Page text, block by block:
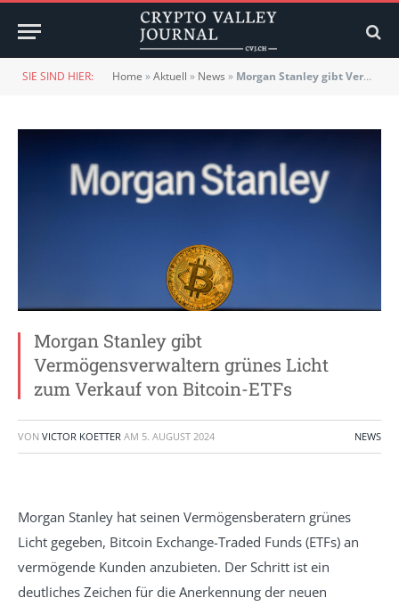
SIE SIND HIER: Home »Aktuell » News » Morgan Stanley gibt Vermögensverwaltern grünes Licht zum Verkauf von Bitcoin-ETFs
Morgan Stanley gibt
Vermögensverwaltern grünes Licht
zum Verkauf von Bitcoin-ETFs
VON VICTOR KOETTER AM 5. AUGUST 2024 NEWS
Morgan Stanley hat seinen Vermögensberatern grünes
Licht gegeben, Bitcoin Exchange-Traded Funds (ETFs) an
vermögende Kunden anzubieten. Der Schritt ist ein
deutliches Zeichen für die Anerkennung der neuen